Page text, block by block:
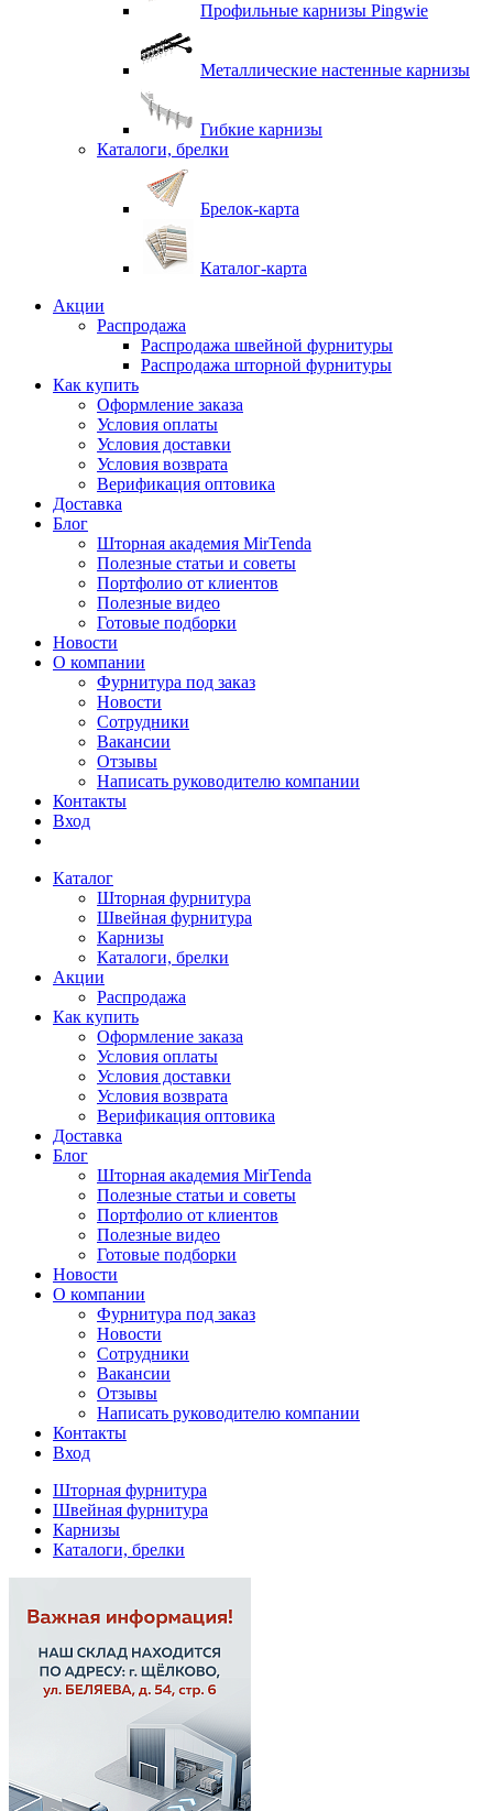
Профильные карнизы Pingwie
Металлические настенные карнизы
Гибкие карнизы
Каталоги, брелки
Брелок-карта
Каталог-карта
Акции
Распродажа
Распродажа швейной фурнитуры
Распродажа шторной фурнитуры
Как купить
Оформление заказа
Условия оплаты
Условия доставки
Условия возврата
Верификация оптовика
Доставка
Блог
Шторная академия MirTenda
Полезные статьи и советы
Портфолио от клиентов
Полезные видео
Готовые подборки
Новости
О компании
Фурнитура под заказ
Новости
Сотрудники
Вакансии
Отзывы
Написать руководителю компании
Контакты
Вход
Каталог
Шторная фурнитура
Швейная фурнитура
Карнизы
Каталоги, брелки
Акции
Распродажа
Как купить
Оформление заказа
Условия оплаты
Условия доставки
Условия возврата
Верификация оптовика
Доставка
Блог
Шторная академия MirTenda
Полезные статьи и советы
Портфолио от клиентов
Полезные видео
Готовые подборки
Новости
О компании
Фурнитура под заказ
Новости
Сотрудники
Вакансии
Отзывы
Написать руководителю компании
Контакты
Вход
Шторная фурнитура
Швейная фурнитура
Карнизы
Каталоги, брелки